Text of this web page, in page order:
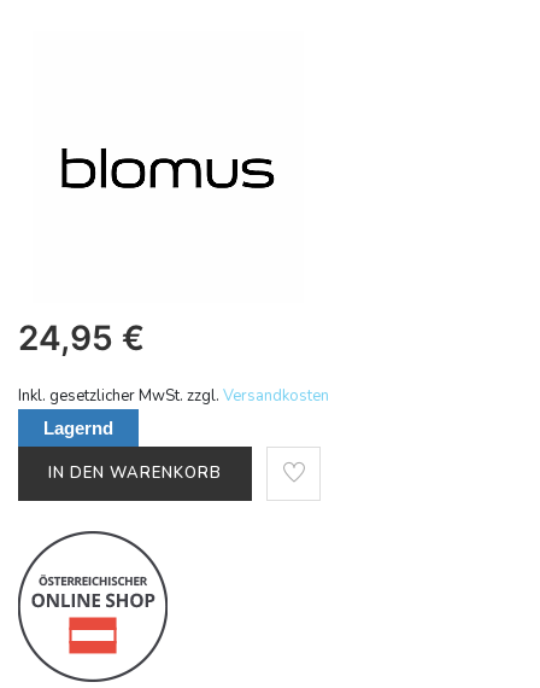
24,95 €
Inkl. gesetzlicher MwSt. zzgl. Versandkosten
Lagernd
IN DEN WARENKORB